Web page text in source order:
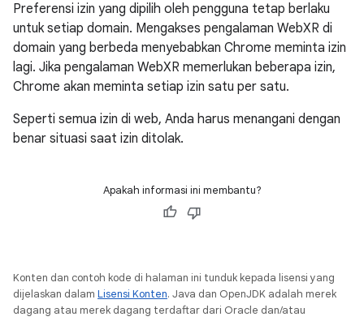
Preferensi izin yang dipilih oleh pengguna tetap berlaku
untuk setiap domain. Mengakses pengalaman WebXR di
domain yang berbeda menyebabkan Chrome meminta izin
lagi. Jika pengalaman WebXR memerlukan beberapa izin,
Chrome akan meminta setiap izin satu per satu.
Seperti semua izin di web, Anda harus menangani dengan
benar situasi saat izin ditolak.
Apakah informasi ini membantu?
Konten dan contoh kode di halaman ini tunduk kepada lisensi yang
dijelaskan dalam Lisensi Konten. Java dan OpenJDK adalah merek
dagang atau merek dagang terdaftar dari Oracle dan/atau